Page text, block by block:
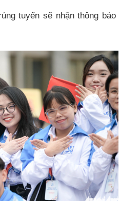
tuyển sẽ nhận thông báo